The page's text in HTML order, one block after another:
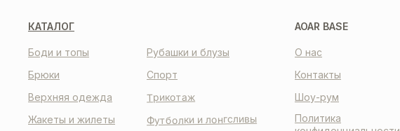
КАТАЛОГ AOAR BASE
О нас
Контакты
Шоу-рум
Политика
Боди и топы
Спорт
Рубашки и блузы
Брюки
Жакеты и жилеты
Трикотаж
Футболки и лонгсливы
Верхняя одежда